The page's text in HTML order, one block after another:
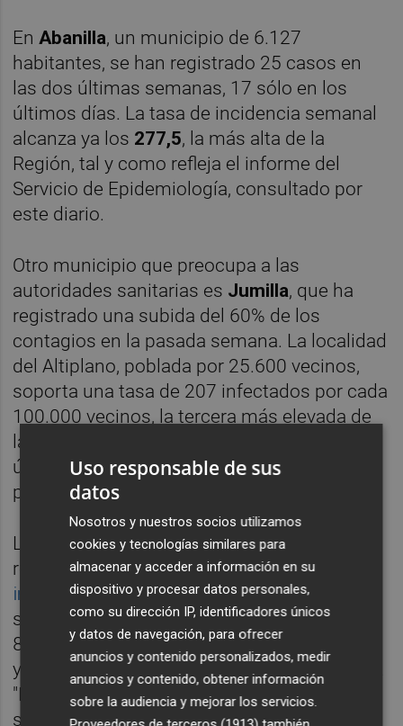
En Abanilla, un municipio de 6.127
habitantes, se han registrado 25 casos en
las dos últimas semanas, 17 sólo en los
últimos días. La tasa de incidencia semanal
alcanza ya los 277,5, la más alta de la
Región, tal y como refleja el informe del
Servicio de Epidemiología, consultado por
este diario.
Otro municipio que preocupa a las
autoridades sanitarias es Jumilla, que ha
registrado una subida del 60% de los
contagios en la pasada semana. La localidad
del Altiplano, poblada por 25.600 vecinos,
soporta una tasa de 207 infectados por cada
100.000 vecinos, la tercera más elevada de
la Comunidad. En concreto, en las dos
últimas semanas se han detectado 85
positivos, 53 en los últimos siete días.
La curva en la Región ha sufrido un leve
repunte, al incrementarse enun 9% la
incidencia regional. Esta tasa, no obstante,
sigue siendo de las más bajas del país, con
89 contagios por cada 100.000 en siete días
y 171 por cada 100.000 en catorce jornadas.
"Hay que intentar que la curva no siga
subiendo", pedíaJaime Pérez, el portavoz
Uso responsable de sus
datos
Nosotros y nuestros socios utilizamos
cookies y tecnologías similares para
almacenar y acceder a información en su
dispositivo y procesar datos personales,
como su dirección IP, identificadores únicos
y datos de navegación, para ofrecer
anuncios y contenido personalizados, medir
anuncios y contenido, obtener información
sobre la audiencia y mejorar los servicios.